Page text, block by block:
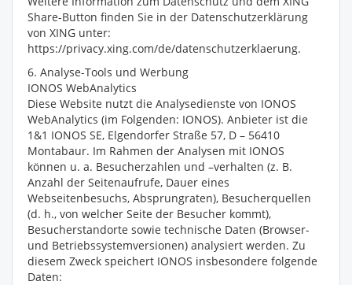
Share-Button finden Sie in der Datenschutzerklärung
von XING unter:
https://privacy.xing.com/de/datenschutzerklaerung.
6. Analyse-Tools und Werbung
IONOS WebAnalytics
Diese Website nutzt die Analysedienste von IONOS
WebAnalytics (im Folgenden: IONOS). Anbieter ist die
1&1 IONOS SE, Elgendorfer Straße 57, D – 56410
Montabaur. Im Rahmen der Analysen mit IONOS
können u. a. Besucherzahlen und –verhalten (z. B.
Anzahl der Seitenaufrufe, Dauer eines
Webseitenbesuchs, Absprungraten), Besucherquellen
(d. h., von welcher Seite der Besucher kommt),
Besucherstandorte sowie technische Daten (Browser-
und Betriebssystemversionen) analysiert werden. Zu
diesem Zweck speichert IONOS insbesondere folgende
Daten: